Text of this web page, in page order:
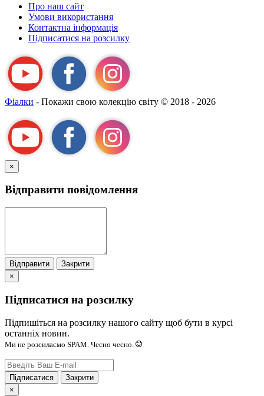
назвою Я-
Про наш сайт
Умови використання
Контактна інформація
Підписатися на розсилку
Фіалки - Покажи свою колекцію світу © 2018 - 2026
×
Відправити повідомлення
Відправити
Закрити
×
Підписатися на розсилку
Підпишіться на розсилку нашого сайту щоб бути в курсі
останніх новин.
Ми не розсилаємо SPAM. Чесно чесно.
Підписатися
Закрити
×